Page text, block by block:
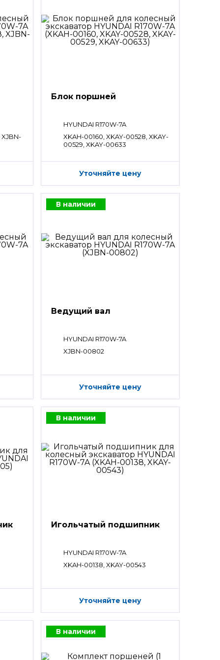
Блок поршней
HYUNDAI R170W-7A
XKAH-00160, XKAY-00528, XKAY-
00529, XKAY-00633
Уточняйте цену
В наличии
Ведущий вал
HYUNDAI R170W-7A
XJBN-00802
Уточняйте цену
В наличии
Игольчатый подшипник
HYUNDAI R170W-7A
XKAH-00138, XKAY-00543
Уточняйте цену
В наличии